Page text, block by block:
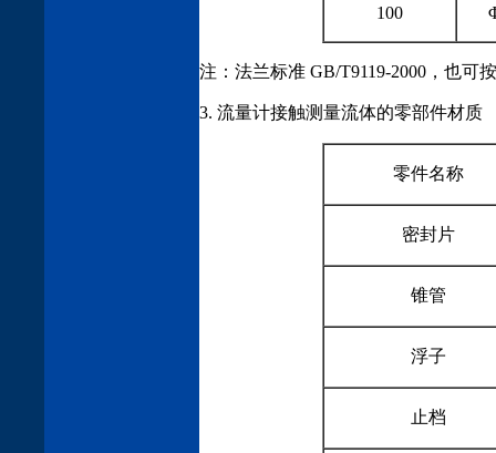
100
注：法兰标准 GB/T9119-2000，也可
3. 流量计接触测量流体的零部件材质
零件名称
密封片
锥管
浮子
止档